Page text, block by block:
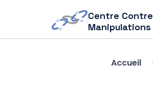
Centre
Accueil